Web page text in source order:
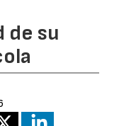
su